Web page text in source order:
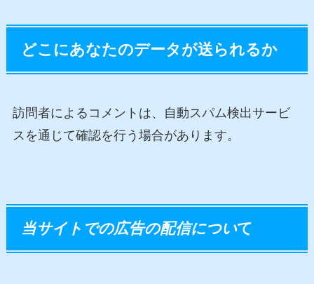
どこにあなたのデータが送られるか
訪問者によるコメントは、自動スパム検出サービ
スを通じて確認を行う場合があります。
当サイトでの広告の配信について